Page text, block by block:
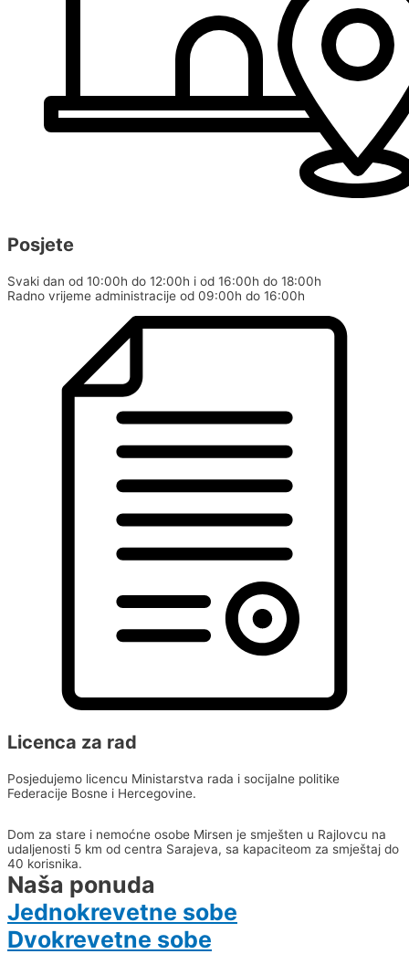
Posjete
Svaki dan od 10:00h do 12:00h i od 16:00h do 18:00h
Radno vrijeme administracije od 09:00h do 16:00h
Licenca za rad
Posjedujemo licencu Ministarstva rada i socijalne politike
Federacije Bosne i Hercegovine.
Dom za stare i nemoćne osobe Mirsen je smješten u Rajlovcu na
udaljenosti 5 km od centra Sarajeva, sa kapaciteom za smještaj do
40 korisnika.
Naša ponuda
Jednokrevetne sobe
Dvokrevetne sobe